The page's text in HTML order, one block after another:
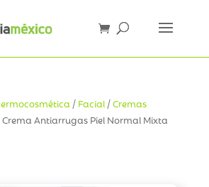
/ Facial/Cremas
Antiarrugas Piel Normal Mixta